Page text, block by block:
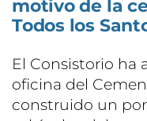
motivo de la
Todos los
El Consistorio ha
oficina del
construido un